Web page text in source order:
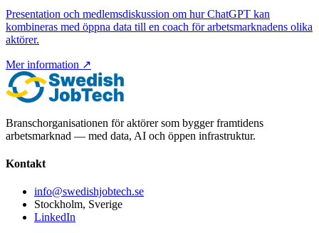
Presentation och medlemsdiskussion om hur ChatGPT kan
kombineras med öppna data till en coach för arbetsmarknadens olika
aktörer.
Mer information ↗
Branschorganisationen för aktörer som bygger framtidens
arbetsmarknad — med data, AI och öppen infrastruktur.
Kontakt
info@swedishjobtech.se
Stockholm, Sverige
LinkedIn